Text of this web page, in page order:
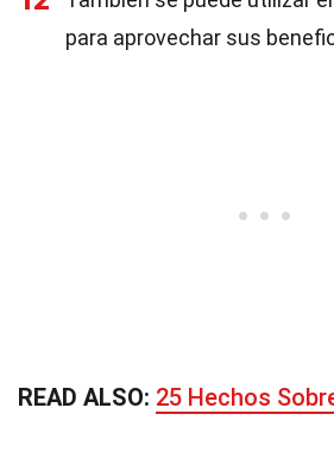
para aprovechar sus
READ ALSO: 25 Hechos